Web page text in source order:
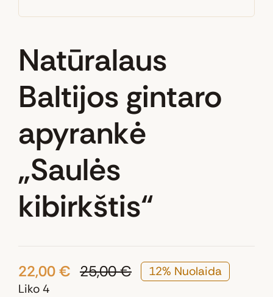
Natūralaus
Baltijos gintaro
apyrankė
„Saulės
kibirkštis“
25,00€Original
22,00€
Current
12% Nuolaida
Liko 4